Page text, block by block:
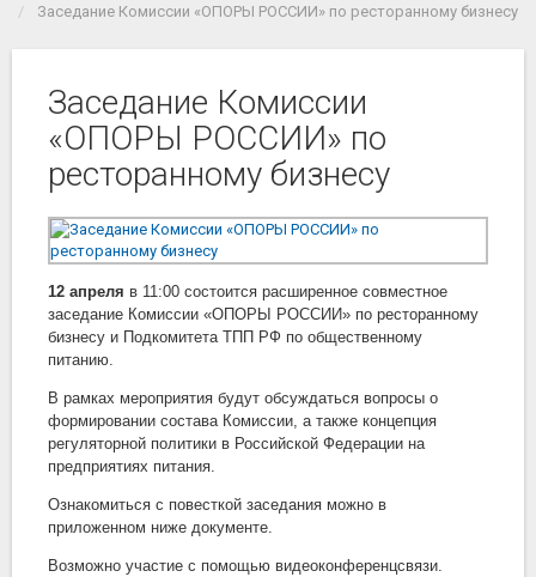
Заседание Комиссии «ОПОРЫ РОССИИ» по ресторанному бизнесу
Заседание Комиссии
«ОПОРЫ РОССИИ» по
ресторанному бизнесу
12 апреля в 11:00 состоится расширенное совместное
заседание Комиссии «ОПОРЫ РОССИИ» по ресторанному
бизнесу и Подкомитета ТПП РФ по общественному
питанию.
В рамках мероприятия будут обсуждаться вопросы о
формировании состава Комиссии, а также концепция
регуляторной политики в Российской Федерации на
предприятиях питания.
Ознакомиться с повесткой заседания можно в
приложенном ниже документе.
Возможно участие с помощью видеоконференцсвязи.